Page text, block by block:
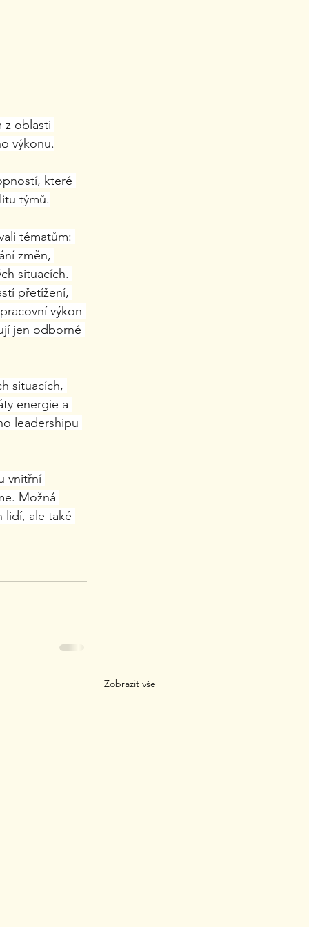
z oblasti
výkonu.
které
týmů.
tématům:
změn,
situacích.
přetížení,
výkon
jen odborné
situacích,
energie a
leadershipu
vnitřní
Možná
lidí, ale také
Zobrazit vše